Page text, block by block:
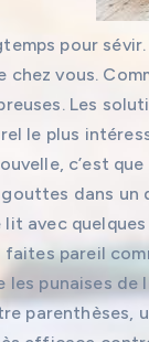
pour
vous.
Les
le plus
c’est
dans
avec
pareil
punaises de
parenthèses,